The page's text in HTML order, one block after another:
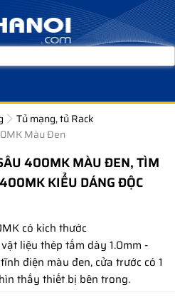
Tủ mạng, tủ Rack
Màu Đen
400MK MÀU ĐEN, TÌM
KIỂU DÁNG ĐỘC
có kích thước
liệu thép tấm dày 1.0mm -
điện màu đen, cửa trước có 1
thấy thiết bị bên trong.